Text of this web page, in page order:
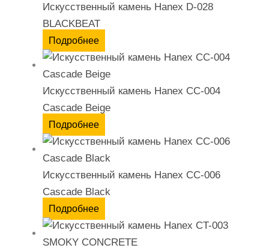
Искусственный камень Hanex D-028
BLACKBEAT
Подробнее
Искусственный камень Hanex CC-004
Cascade Beige
Подробнее
Искусственный камень Hanex CC-006
Cascade Black
Подробнее